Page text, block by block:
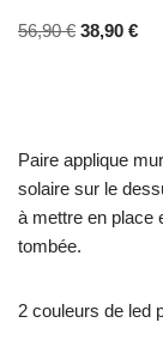
sur
56,90€ 38,90 €
Paire applique
solaire sur le
à mettre en place
tombée.
2 couleurs de led